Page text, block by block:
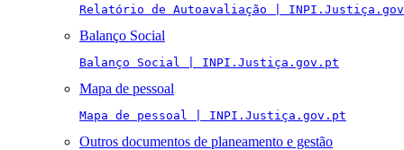
Relatório de Autoavaliação |
Balanço Social
Balanço Social | INPI.Justiça.gov.pt
Mapa de pessoal
Mapa de pessoal | INPI.Justiça.gov.pt
Outros documentos de planeamento e gestão